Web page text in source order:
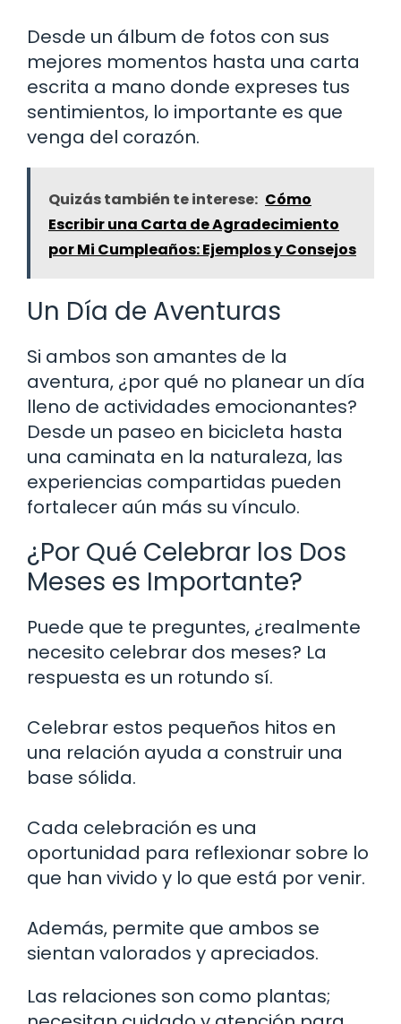
Desde un álbum de fotos con sus
mejores momentos hasta una carta
escrita a mano donde expreses tus
sentimientos, lo importante es que
venga del corazón.
Quizás también te interese: Cómo
Escribir una Carta de Agradecimiento
por Mi Cumpleaños: Ejemplos y Consejos
Un Día de Aventuras
Si ambos son amantes de la
aventura, ¿por qué no planear un día
lleno de actividades emocionantes?
Desde un paseo en bicicleta hasta
una caminata en la naturaleza, las
experiencias compartidas pueden
fortalecer aún más su vínculo.
¿Por Qué Celebrar los Dos
Meses es Importante?
Puede que te preguntes, ¿realmente
necesito celebrar dos meses? La
respuesta es un rotundo sí.
Celebrar estos pequeños hitos en
una relación ayuda a construir una
base sólida.
Cada celebración es una
oportunidad para reflexionar sobre lo
que han vivido y lo que está por venir.
Además, permite que ambos se
sientan valorados y apreciados.
Las relaciones son como plantas;